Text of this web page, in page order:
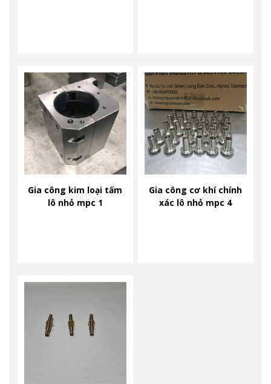
Gia công kim loại tấm
lô nhỏ mpc 1
Gia công cơ khí chính
xác lô nhỏ mpc 4